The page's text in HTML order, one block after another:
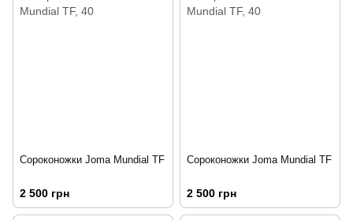
Сороконожки Joma Mundial TF
2 500 грн
Сороконожки Joma Mundial TF
2 500 грн